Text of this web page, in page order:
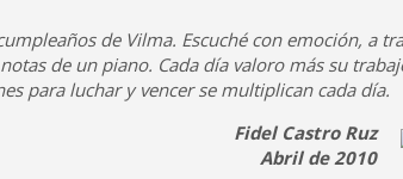
de Vilma. Escuché con emoción, a
de un piano. Cada día valoro más su
para luchar y vencer se multiplican cada día.
Fidel Castro Ruz
Abril de 2010